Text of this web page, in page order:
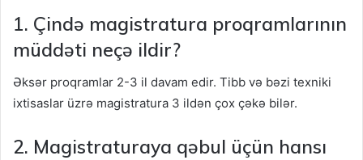
1. Çində magistratura proqramlarının
müddəti neçə ildir?
Əksər proqramlar 2-3 il davam edir. Tibb və bəzi texniki
ixtisaslar üzrə magistratura 3 ildən çox çəkə bilər.
2. Magistraturaya qəbul üçün hansı